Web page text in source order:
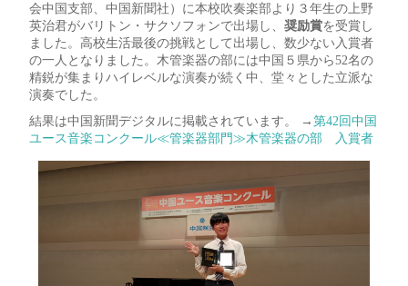
会中国支部、中国新聞社）に本校吹奏楽部より３年生の上野
英治君がバリトン・サクソフォンで出場し、奨励賞を受賞し
ました。高校生活最後の挑戦として出場し、数少ない入賞者
の一人となりました。木管楽器の部には中国５県から52名の
精鋭が集まりハイレベルな演奏が続く中、堂々とした立派な
演奏でした。
結果は中国新聞デジタルに掲載されています。 →第42回中国
ユース音楽コンクール≪管楽器部門≫木管楽器の部 入賞者